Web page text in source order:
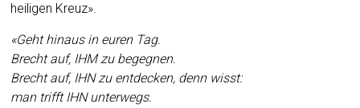
heiligen Kreuz».
«Geht hinaus in euren Tag.
Brecht auf, IHM zu begegnen.
Brecht auf, IHN zu entdecken, denn wisst:
man trifft IHN unterwegs.